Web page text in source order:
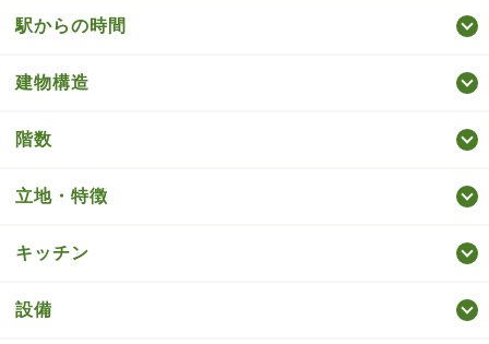
駅からの時間
建物構造
階数
立地・特徴
キッチン
設備